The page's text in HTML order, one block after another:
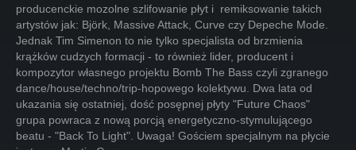
producenckie mozolne szlifowanie płyt i remiksowanie takich
artystów jak: Björk, Massive Attack, Curve czy Depeche Mode.
Jednak Tim Simenon to nie tylko specjalista od brzmienia
krążków cudzych formacji - to również lider, producent i
kompozytor własnego projektu Bomb The Bass czyli zgranego
dance/house/techno/trip-hopowego kolektywu. Dwa lata od
ukazania się ostatniej, dość posępnej płyty "Future Chaos"
grupa powraca z nową porcją energetyczno-stymulującego
beatu - "Back To Light". Uwaga! Gościem specjalnym na płycie